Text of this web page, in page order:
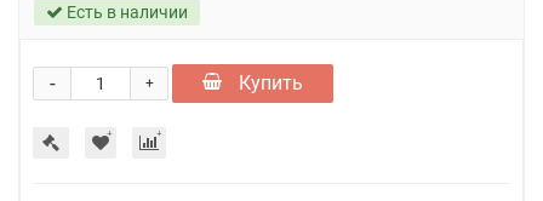
Есть в наличии
+
- Купить